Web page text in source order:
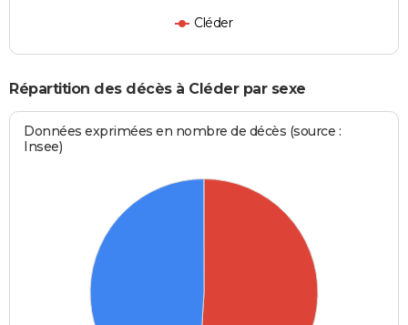
Cléder
Répartition des décès à Cléder par sexe
Données exprimées en nombre de décès (source :
Insee)